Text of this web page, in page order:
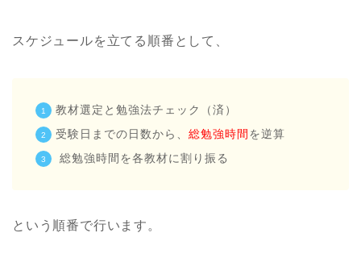
スケジュールを立てる順番として、
教材選定と勉強法チェック（済）
受験日までの日数から、 総勉強時間 を逆算
総勉強時間を各教材に割り振る
という順番で行います。